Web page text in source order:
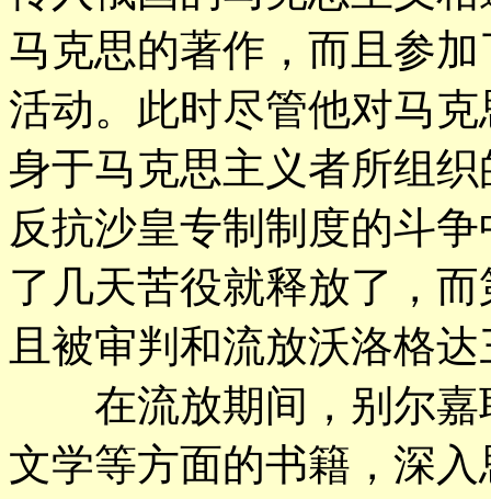
马克思的著作，而且参
活动。此时尽管他对马
身于马克思主义者所组
反抗沙皇专制制度的斗
了几天苦役就释放了，
且被审判和流放沃洛格
在流放期间，别尔嘉
文学等方面的书籍，深